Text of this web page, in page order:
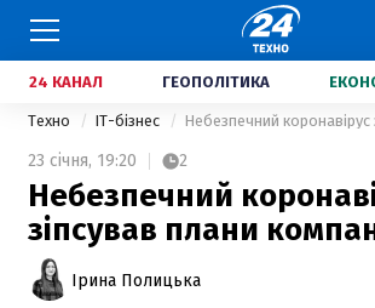
24 КАНАЛ ГЕОПОЛІТИКА
Техно IT-бізнес
23 січня, 19:20 2
Небезпечний
зіпсував плани
Ірина Полицька